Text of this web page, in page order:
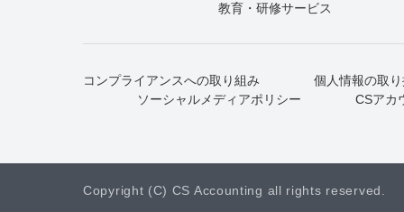
教育・研修サービス
コンプライアンスへの取り組み
個人情報の取
ソーシャルメディアポリシー
CSアカ
Copyright (C) CS Accounting all rights reserved.